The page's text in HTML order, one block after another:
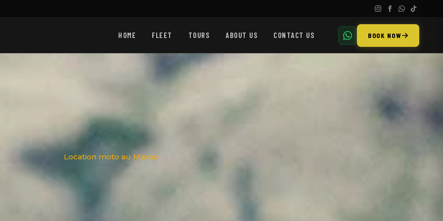
HOME FLEET TOURS ABOUT US CONTACT US BOOK NOW
Location moto au Maroc